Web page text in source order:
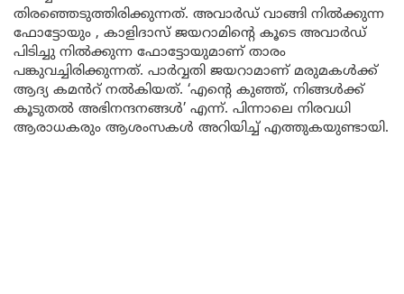
തിരഞ്ഞെടുത്തിരിക്കുന്നത്. അവാർഡ് വാങ്ങി നിൽക്കുന്ന
ഫോട്ടോയും , കാളിദാസ് ജയറാമിൻ്റെ കൂടെ അവാർഡ്
പിടിച്ചു നിൽക്കുന്ന ഫോട്ടോയുമാണ് താരം
പങ്കുവച്ചിരിക്കുന്നത്. പാർവ്വതി ജയറാമാണ് മരുമകൾക്ക്
ആദ്യ കമൻറ് നൽകിയത്. ‘എൻ്റെ കുഞ്ഞ്, നിങ്ങൾക്ക്
കൂടുതൽ അഭിനന്ദനങ്ങൾ’ എന്ന്. പിന്നാലെ നിരവധി
ആരാധകരും ആശംസകൾ അറിയിച്ച് എത്തുകയുണ്ടായി.